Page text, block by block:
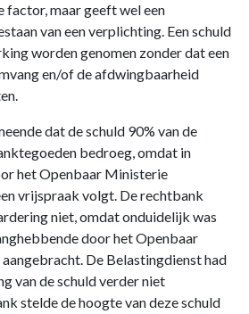
factor, maar geeft wel een
van een verplichting. Een schuld
worden genomen zonder dat een
en/of de afdwingbaarheid
dat de schuld 90% van de
bedroeg, omdat in
het Openbaar Ministerie
vrijspraak volgt. De rechtbank
niet, omdat onduidelijk was
door het Openbaar
De Belastingdienst had
van de schuld verder niet
stelde de hoogte van deze schuld